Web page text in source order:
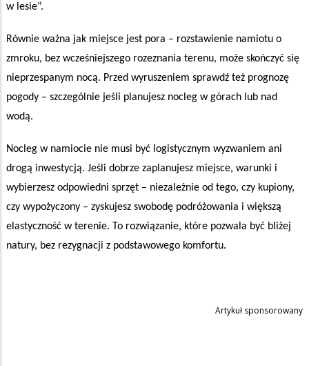
w lesie”.
Równie ważna jak miejsce jest pora – rozstawienie namiotu o
zmroku, bez wcześniejszego rozeznania terenu, może skończyć się
nieprzespanym nocą. Przed wyruszeniem sprawdź też prognozę
pogody – szczególnie jeśli planujesz nocleg w górach lub nad
wodą.
Nocleg w namiocie nie musi być logistycznym wyzwaniem ani
drogą inwestycją. Jeśli dobrze zaplanujesz miejsce, warunki i
wybierzesz odpowiedni sprzęt – niezależnie od tego, czy kupiony,
czy wypożyczony – zyskujesz swobodę podróżowania i większą
elastyczność w terenie. To rozwiązanie, które pozwala być bliżej
natury, bez rezygnacji z podstawowego komfortu.
Artykuł sponsorowany